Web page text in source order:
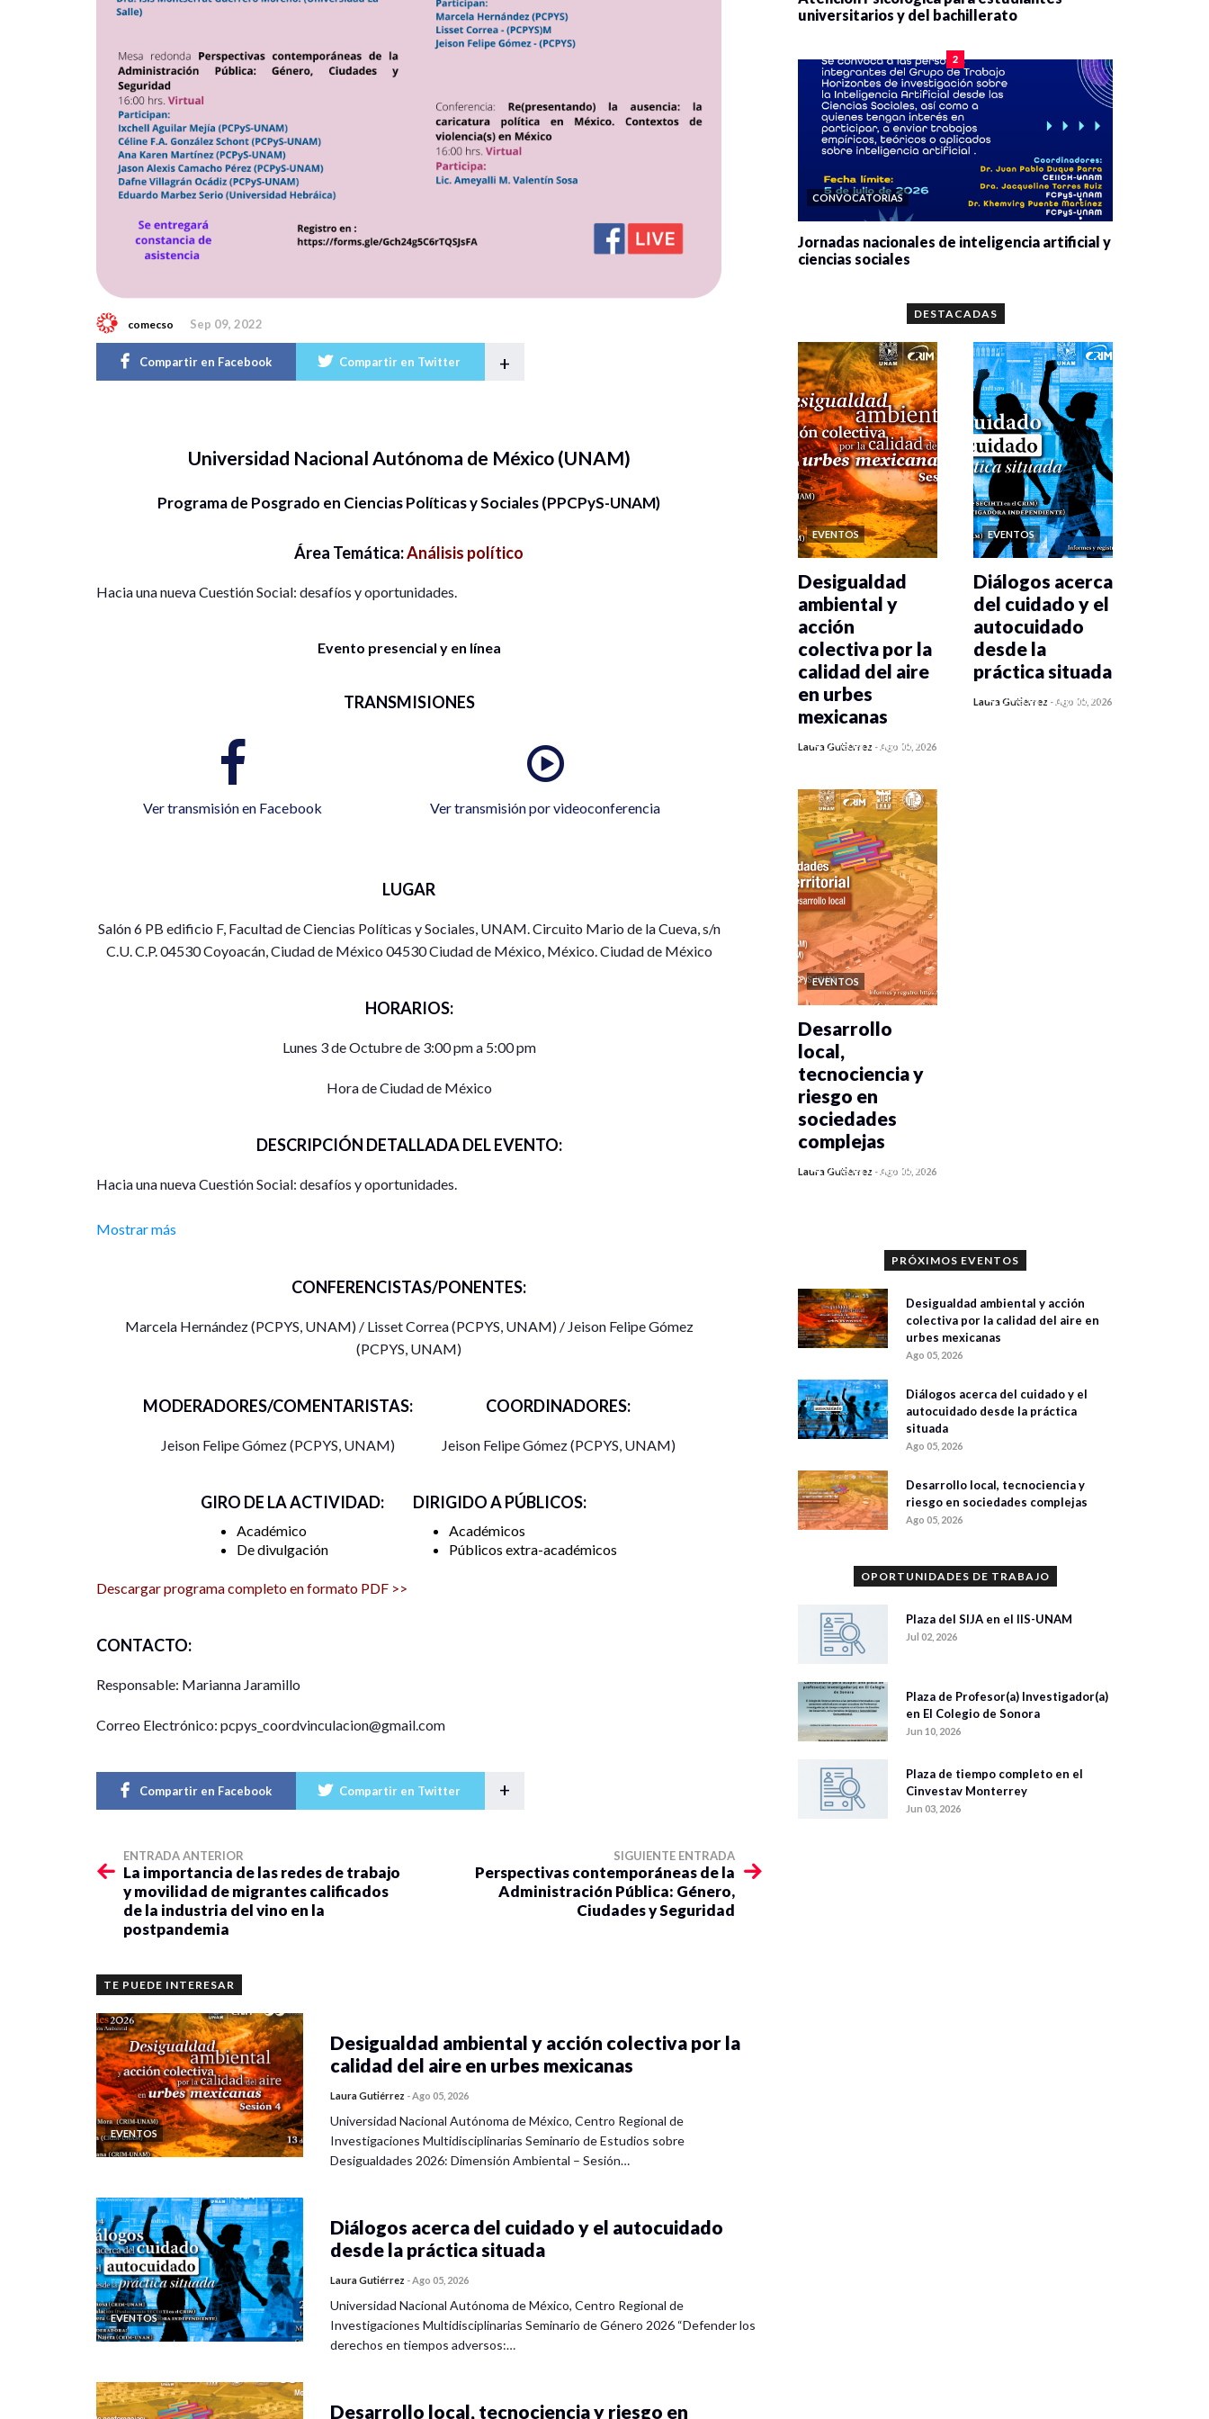
comecso Sep 09, 2022
Compartir en Facebook Compartir en Twitter +
Universidad Nacional Autónoma de México (UNAM)
Programa de Posgrado en Ciencias Políticas y Sociales (PPCPyS-UNAM)
Área Temática:Análisis político
Hacia una nueva Cuestión Social: desafíos y oportunidades.
Evento presencial y en línea
TRANSMISIONES
Ver transmisión en Facebook Ver transmisión por videoconferencia
LUGAR
Salón 6 PB edificio F, Facultad de Ciencias Políticas y Sociales, UNAM. Circuito Mario de la Cueva, s/n
C.U. C.P. 04530 Coyoacán, Ciudad de México 04530 Ciudad de México, México. Ciudad de México
HORARIOS:
Lunes 3 de Octubre de 3:00 pm a 5:00 pm
Hora de Ciudad de México
DESCRIPCIÓN DETALLADA DEL EVENTO:
Hacia una nueva Cuestión Social: desafíos y oportunidades.
Mostrar más
CONFERENCISTAS/PONENTES:
Marcela Hernández (PCPYS, UNAM) / Lisset Correa (PCPYS, UNAM) / Jeison Felipe Gómez
(PCPYS, UNAM)
MODERADORES/COMENTARISTAS:
Jeison Felipe Gómez (PCPYS, UNAM)
COORDINADORES:
Jeison Felipe Gómez (PCPYS, UNAM)
GIRO DE LA ACTIVIDAD:
Académico
De divulgación
DIRIGIDO A PÚBLICOS:
Académicos
Públicos extra-académicos
Descargar programa completo en formato PDF >>
CONTACTO:
Responsable: Marianna Jaramillo
Correo Electrónico: pcpys_coordvinculacion@gmail.com
Compartir en Facebook Compartir en Twitter +
ENTRADA ANTERIOR
La importancia de las redes de trabajo
y movilidad de migrantes calificados
de la industria del vino en la
postpandemia
SIGUIENTE ENTRADA
Perspectivas contemporáneas de la
Administración Pública: Género,
Ciudades y Seguridad
TE PUEDE INTERESAR
EVENTOS
Desigualdad ambiental y acción colectiva por la
calidad del aire en urbes mexicanas
Laura Gutiérrez - Ago 05, 2026
Universidad Nacional Autónoma de México, Centro Regional de
Investigaciones Multidisciplinarias Seminario de Estudios sobre
Desigualdades 2026: Dimensión Ambiental – Sesión…
EVENTOS
Diálogos acerca del cuidado y el autocuidado
desde la práctica situada
Laura Gutiérrez - Ago 05, 2026
Universidad Nacional Autónoma de México, Centro Regional de
Investigaciones Multidisciplinarias Seminario de Género 2026 “Defender los
derechos en tiempos adversos:…
Desarrollo local, tecnociencia y riesgo en
universitarios y del bachillerato
2
CONVOCATORIAS
Jornadas nacionales de inteligencia artificial y
ciencias sociales
DESTACADAS
EVENTOS
0 veces compartido
Desigualdad
ambiental y
acción
colectiva por la
calidad del aire
en urbes
mexicanas
Laura Gutiérrez -Ago 05, 2026
EVENTOS
0 veces compartido
Diálogos acerca
del cuidado y el
autocuidado
desde la
práctica situada
Laura Gutiérrez -Ago 05, 2026
EVENTOS
0 veces compartido
Desarrollo
local,
tecnociencia y
riesgo en
sociedades
complejas
Laura Gutiérrez -Ago 05, 2026
PRÓXIMOS EVENTOS
Desigualdad ambiental y acción
colectiva por la calidad del aire en
urbes mexicanas
Ago 05, 2026
Diálogos acerca del cuidado y el
autocuidado desde la práctica
situada
Ago 05, 2026
Desarrollo local, tecnociencia y
riesgo en sociedades complejas
Ago 05, 2026
OPORTUNIDADES DE TRABAJO
Plaza del SIJA en el IIS-UNAM
Jul 02, 2026
Plaza de Profesor(a) Investigador(a)
en El Colegio de Sonora
Jun 10, 2026
Plaza de tiempo completo en el
Cinvestav Monterrey
Jun 03, 2026